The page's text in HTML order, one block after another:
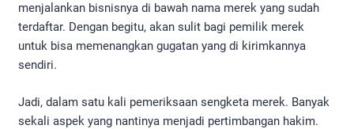
menjalankan bisnisnya di bawah nama merek yang sudah
terdaftar. Dengan begitu, akan sulit bagi pemilik merek
untuk bisa memenangkan gugatan yang di kirimkannya
sendiri.
Jadi, dalam satu kali pemeriksaan sengketa merek. Banyak
sekali aspek yang nantinya menjadi pertimbangan hakim.